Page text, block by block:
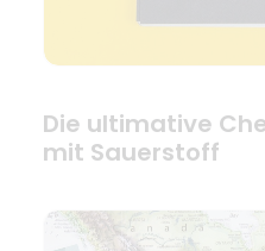
Die ultimative
mit Sauerstoff